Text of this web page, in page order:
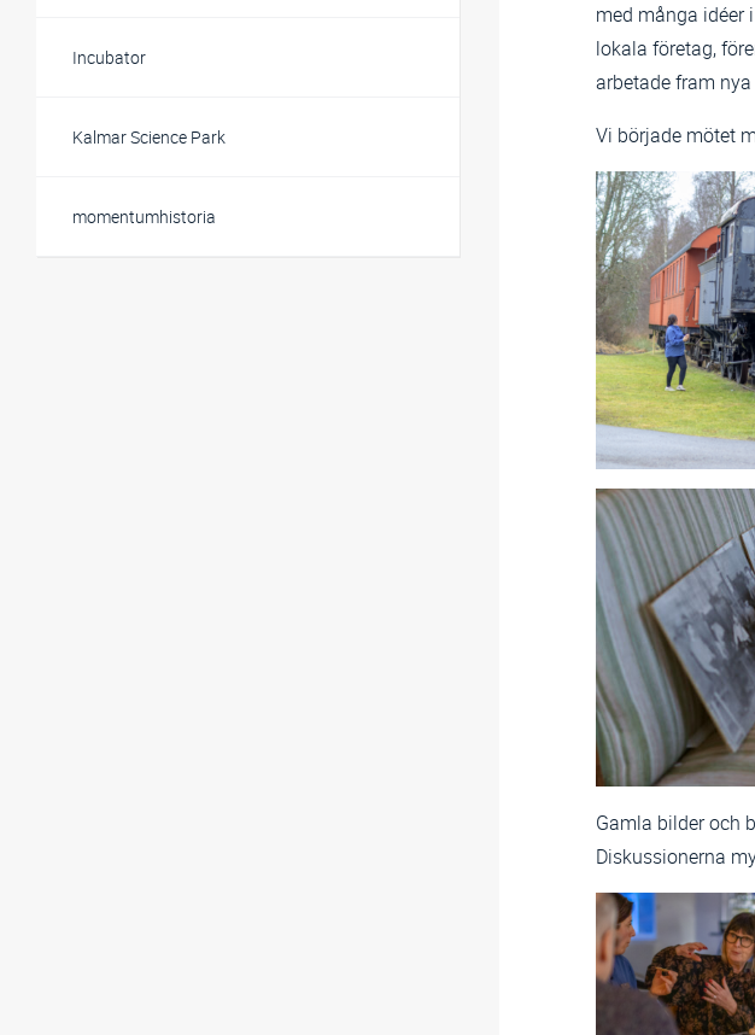
Incubator
Kalmar Science Park
momentumhistoria
med många idéer
lokala företag,
arbetade fram
Vi började mötet
Gamla bilder och
Diskussionerna